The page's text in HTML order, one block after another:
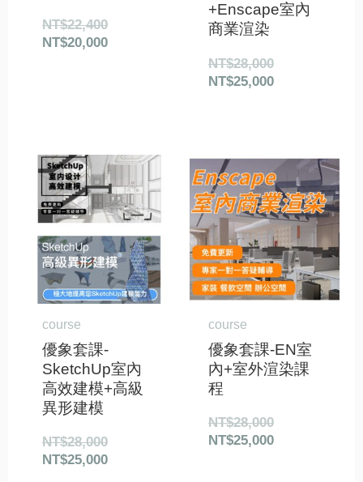
NT$22,400
NT$20,000
+Enscape室內
商業渲染
NT$28,000
NT$25,000
course
優象套課-
SketchUp室內
高效建模+高級
異形建模
NT$28,000
原
始
價
格：
NT$28,000。
NT$25,000
目
前
價
格：
NT$25,000。
course
優象套課-EN室
內+室外渲染課
程
NT$28,000
原
始
價
格：
NT$28,000。
NT$25,000
目
前
價
格：
NT$25,000。